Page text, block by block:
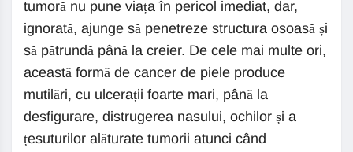
tumoră nu pune viața în pericol imediat, dar,
ignorată, ajunge să penetreze structura osoasă și
să pătrundă până la creier. De cele mai multe ori,
această formă de cancer de piele produce
mutilări, cu ulcerații foarte mari, până la
desfigurare, distrugerea nasului, ochilor și a
țesuturilor alăturate tumorii atunci când